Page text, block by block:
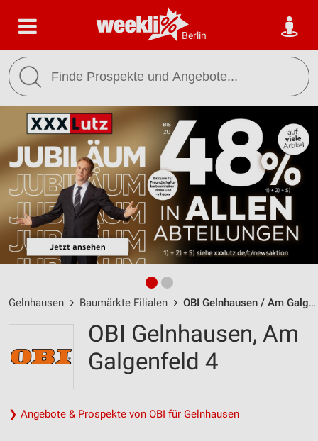
Berlin
Gelnhausen Baumärkte Filialen OBI Gelnhausen / Am Galgenfeld 4 - Öffnungszeiten & Adresse
OBI Gelnhausen, Am
Galgenfeld 4
❯ Angebote & Prospekte von OBI für Gelnhausen